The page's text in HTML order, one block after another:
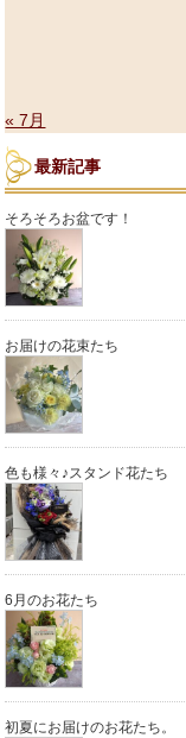
« 7月
最新記事
そろそろお盆です！
お届けの花束たち
色も様々♪スタンド花たち
6月のお花たち
初夏にお届けのお花たち。